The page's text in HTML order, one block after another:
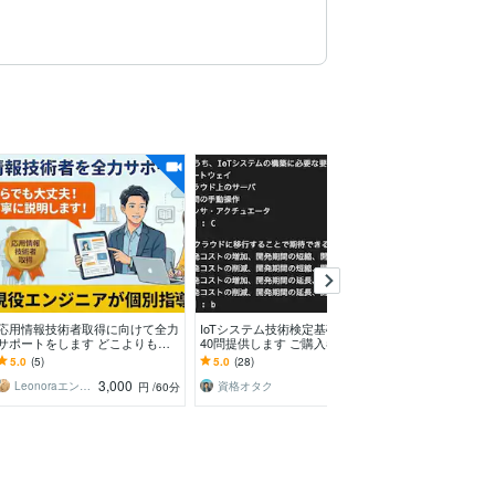
用情報技術者取得に向けて全力
ポートをします どこよりも丁
！応用情報技術者の受験サポー
ト！
5.0 (5)
Leonoraエンジニア 3,000 円 /60分
IoTシステム技術検定基礎問題を3
40問提供します ご購入者様から
「一発合格できました」とのお喜
びの声、続々と！
5.0 (28)
資格オタク